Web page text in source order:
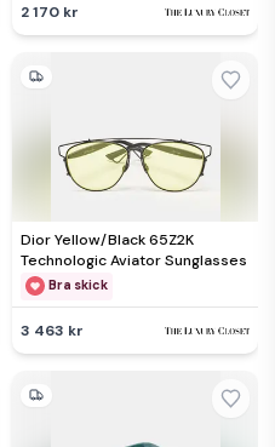
2 170 kr
Dior Yellow/Black 65Z2K
Technologic Aviator Sunglasses
Bra skick
3 463 kr